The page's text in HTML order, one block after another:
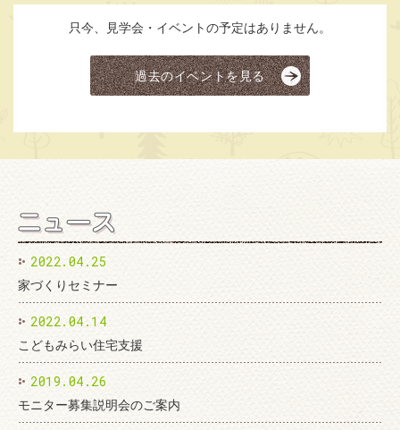
只今、見学会・イベントの予定はありません。
過去のイベントを見る
2022.04.25
家づくりセミナー
2022.04.14
こどもみらい住宅支援
2019.04.26
モニター募集説明会のご案内